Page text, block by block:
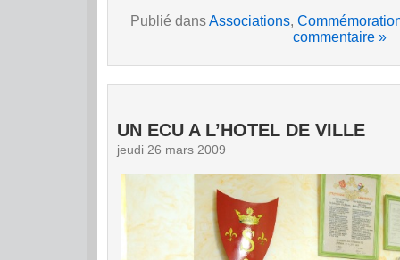
Publié dansAssociations,
commentaire »
UN ECU A L’HOTEL DE VILLE
jeudi 26 mars 2009